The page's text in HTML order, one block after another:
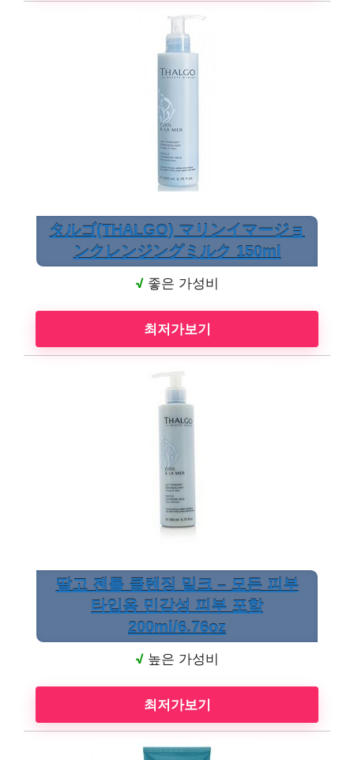
タルゴ(THALGO) マリンイマージョ
ンクレンジングミルク 150ml
√ 좋은 가성비
최저가보기
딸고 젠틀 클렌징 밀크 – 모든 피부
타입용 민감성 피부 포함
200ml/6.76oz
√ 높은 가성비
최저가보기